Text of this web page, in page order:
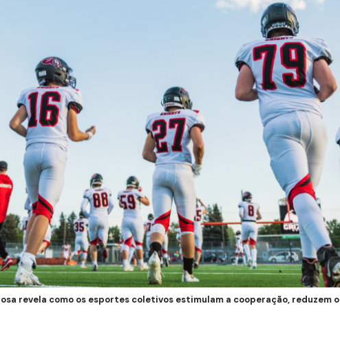
revela como os esportes coletivos estimulam a cooperação, reduzem